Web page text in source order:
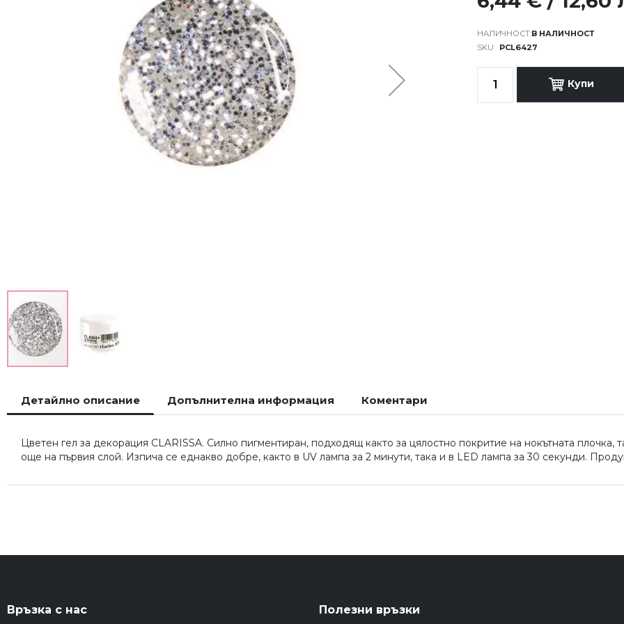
В НАЛИЧНОСТ
SKU
PCL6427
Купи
началото
на
със
снимки
Детайлно описание
Цветен гел за декорация CLARISSA. Силно пигментиран, подходящ както за цялостно покритие на нокътната
още на първия слой. Изпича се еднакво добре, както в UV лампа за 2 минути, така и в LED лампа за 30 секунди.
Допълнителна информация Коментари
Връзка с нас Полезни връзки